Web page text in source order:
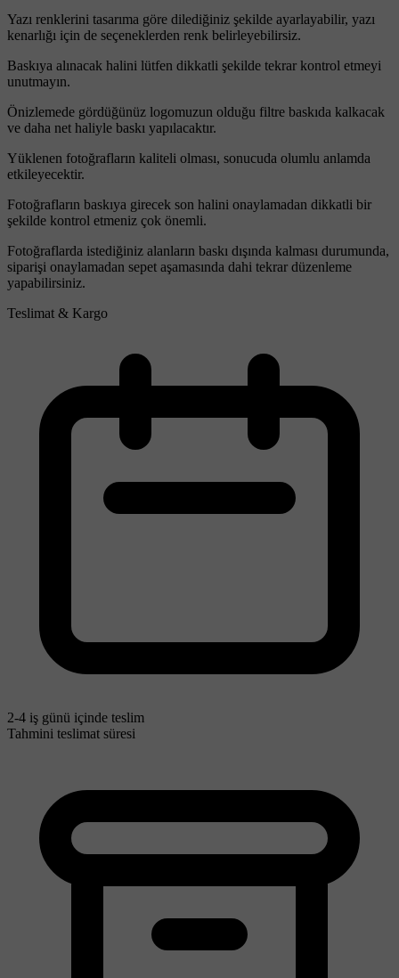
Yazı renklerini tasarıma göre dilediğiniz şekilde ayarlayabilir, yazı
kenarlığı için de seçeneklerden renk belirleyebilirsiz.
Baskıya alınacak halini lütfen dikkatli şekilde tekrar kontrol etmeyi
unutmayın.
Önizlemede gördüğünüz logomuzun olduğu filtre baskıda kalkacak
ve daha net haliyle baskı yapılacaktır.
Yüklenen fotoğrafların kaliteli olması, sonucuda olumlu anlamda
etkileyecektir.
Fotoğrafların baskıya girecek son halini onaylamadan dikkatli bir
şekilde kontrol etmeniz çok önemli.
Fotoğraflarda istediğiniz alanların baskı dışında kalması durumunda,
siparişi onaylamadan sepet aşamasında dahi tekrar düzenleme
yapabilirsiniz.
Teslimat & Kargo
2-4 iş günü içinde teslim
Tahmini teslimat süresi